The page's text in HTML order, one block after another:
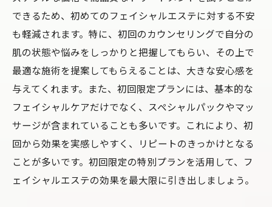
できるため、初めてのフェイシャルエステに対する不安
も軽減されます。特に、初回のカウンセリングで自分の
肌の状態や悩みをしっかりと把握してもらい、その上で
最適な施術を提案してもらえることは、大きな安心感を
与えてくれます。また、初回限定プランには、基本的な
フェイシャルケアだけでなく、スペシャルパックやマッ
サージが含まれていることも多いです。これにより、初
回から効果を実感しやすく、リピートのきっかけとなる
ことが多いです。初回限定の特別プランを活用して、フ
ェイシャルエステの効果を最大限に引き出しましょう。